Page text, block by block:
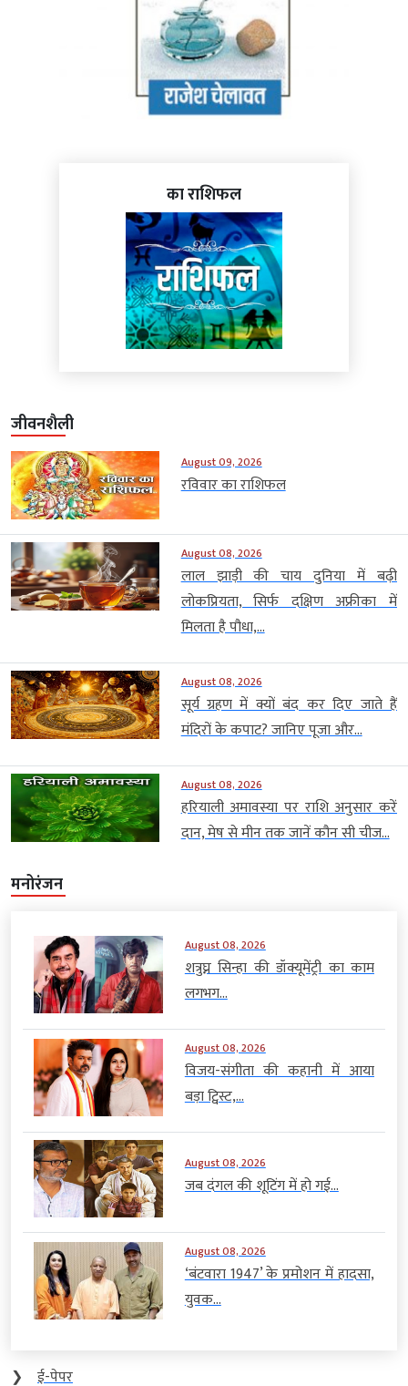
का राशिफल
जीवनशैली
August 09, 2026
रविवार का राशिफल
August 08, 2026
लाल झाड़ी की चाय दुनिया में बढ़ी
लोकप्रियता, सिर्फ दक्षिण अफ्रीका में
मिलता है पौधा,...
August 08, 2026
सूर्य ग्रहण में क्यों बंद कर दिए जाते हैं
मंदिरों के कपाट? जानिए पूजा और...
August 08, 2026
हरियाली अमावस्या पर राशि अनुसार करें
दान, मेष से मीन तक जानें कौन सी चीज...
मनोरंजन
August 08, 2026
शत्रुघ्न सिन्हा की डॉक्यूमेंट्री का काम
लगभग...
August 08, 2026
विजय-संगीता की कहानी में आया
बड़ा ट्विस्ट,...
August 08, 2026
जब दंगल की शूटिंग में हो गई...
August 08, 2026
‘बंटवारा 1947’ के प्रमोशन में हादसा,
युवक...
❯
ई-पेपर